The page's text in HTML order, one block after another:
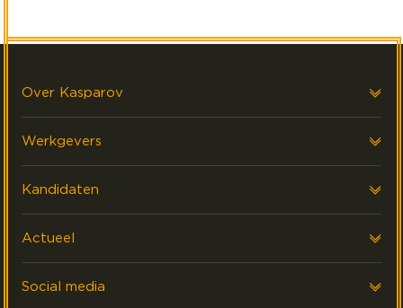
Over Kasparov
Over ons
FAQ & Contact
Werkgevers
Advies
Interim
Kandidaten
ZZP
Actueel
Laatste nieuws
Social media